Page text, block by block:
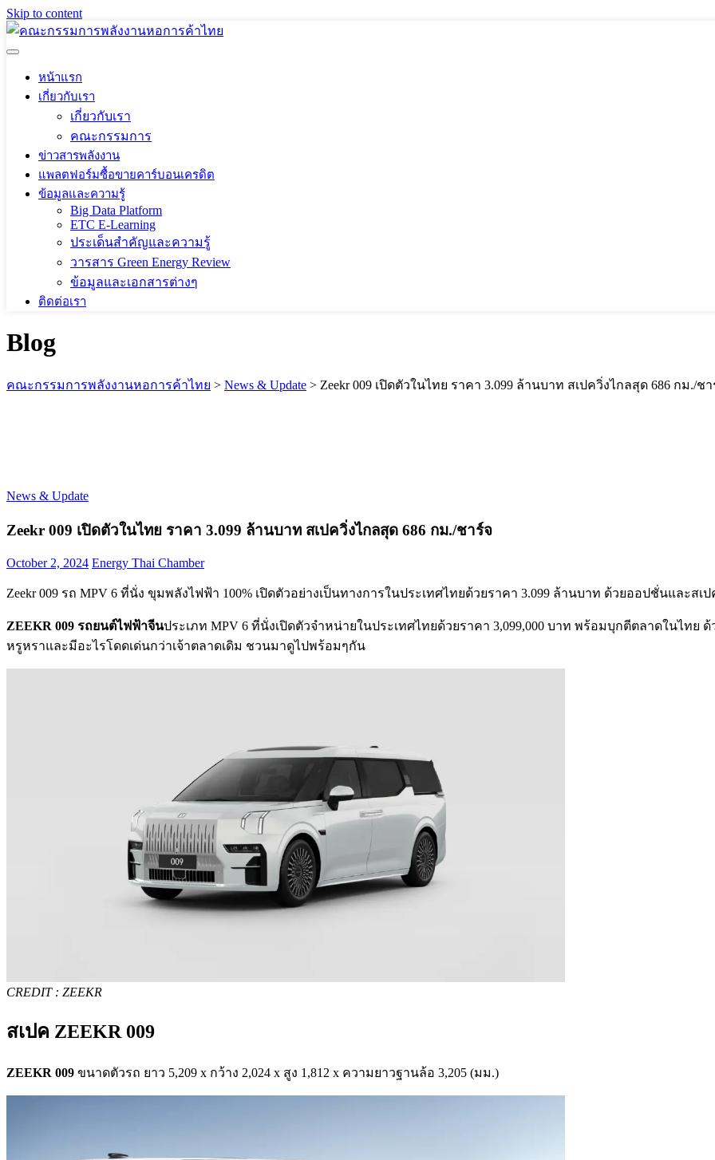
Skip to content
หน้าแรก
เกี่ยวกับเรา
เกี่ยวกับเรา
คณะกรรมการ
ข่าวสารพลังงาน
แพลตฟอร์มซื้อขายคาร์บอนเครดิต
ข้อมูลและความรู้
Big Data Platform
ETC E-Learning
ประเด็นสำคัญและความรู้
วารสาร Green Energy Review
ข้อมูลและเอกสารต่างๆ
ติดต่อเรา
Blog
คณะกรรมการพลังงานหอการค้าไทย > News & Update > Zeekr 009 เปิดตัวในไทย ราคา 3.099 ล้านบาท สเปควิ่งไกลสุด 686 กม./ชา
News & Update
Zeekr 009 เปิดตัวในไทย ราคา 3.099 ล้านบาท สเปควิ่งไกลสุด 686 กม./ชาร์จ
October 2, 2024 Energy Thai Chamber
Zeekr 009 รถ MPV 6 ที่นั่ง ขุมพลังไฟฟ้า 100% เปิดตัวอย่างเป็นทางการในประเทศไทยด้วยราคา 3.099 ล้านบาท ด้วยออปชั่นและ
ZEEKR 009 รถยนต์ไฟฟ้าจีนประเภท MPV 6 ที่นั่งเปิดตัวจำหน่ายในประเทศไทยด้วยราคา 3,099,000 บาท พร้อมบุกตีตลาดในไท
หรูหราและมีอะไรโดดเด่นกว่าเจ้าตลาดเดิม ชวนมาดูไปพร้อมๆกัน
CREDIT : ZEEKR
สเปค ZEEKR 009
ZEEKR 009 ขนาดตัวรถ ยาว 5,209 x กว้าง 2,024 x สูง 1,812 x ความยาวฐานล้อ 3,205 (มม.)